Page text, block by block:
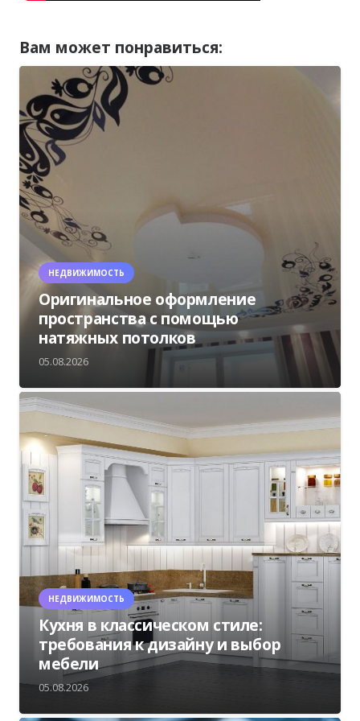
Вам может понравиться:
НЕДВИЖИМОСТЬ
Оригинальное оформление
пространства с помощью
натяжных потолков
05.08.2026
НЕДВИЖИМОСТЬ
Кухня в классическом стиле:
требования к дизайну и выбор
мебели
05.08.2026